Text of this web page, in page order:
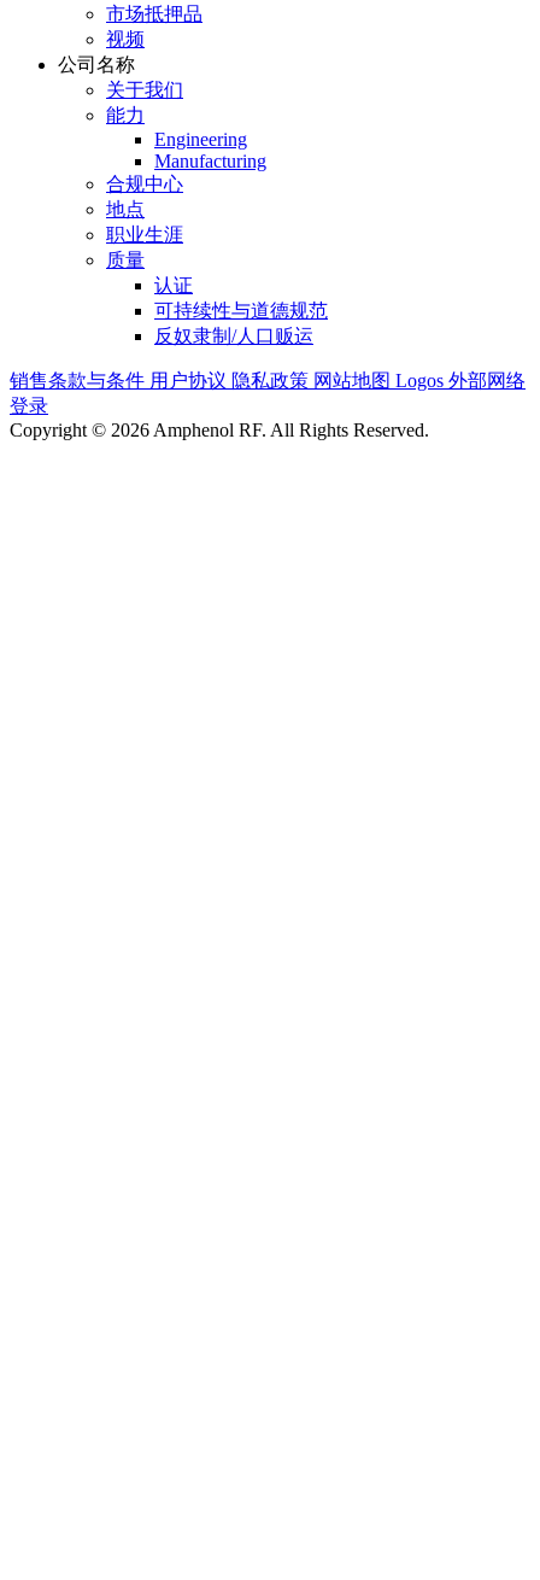
市场抵押品
视频
公司名称
关于我们
能力
Engineering
Manufacturing
合规中心
地点
职业生涯
质量
认证
可持续性与道德规范
反奴隶制/人口贩运
销售条款与条件 用户协议 隐私政策 网站地图 Logos 外部网络
登录
Copyright © 2026 Amphenol RF. All Rights Reserved.